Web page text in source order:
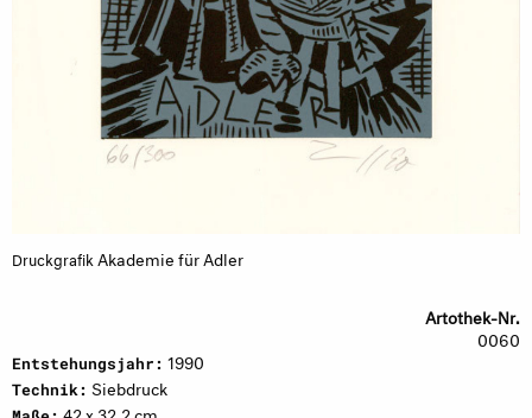
Druckgrafik Akademie für Adler
Artothek-Nr.
0060
Entstehungsjahr: 1990
Technik: Siebdruck